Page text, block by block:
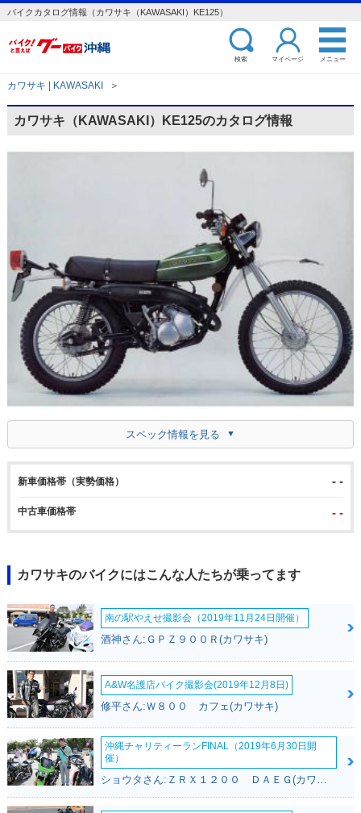
バイクカタログ情報（カワサキ（KAWASAKI）KE125）
検索 マイページ メニュー
カワサキ | KAWASAKI ＞
カワサキ（KAWASAKI）KE125のカタログ情報
スペック情報を見る
新車価格帯（実勢価格） - -
中古車価格帯 - -
カワサキのバイクにはこんな人たちが乗ってます
南の駅やえせ撮影会（2019年11月24日開催）
酒神さん:ＧＰＺ９００Ｒ(カワサキ)
A&W名護店バイク撮影会(2019年12月8日)
修平さん:Ｗ８００ カフェ(カワサキ)
沖縄チャリティーランFINAL（2019年6月30日開
催）
ショウタさん:ＺＲＸ１２００ ＤＡＥＧ(カワサキ)